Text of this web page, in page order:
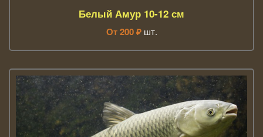
Белый Амур 10-12 см
От200 ₽ шт.